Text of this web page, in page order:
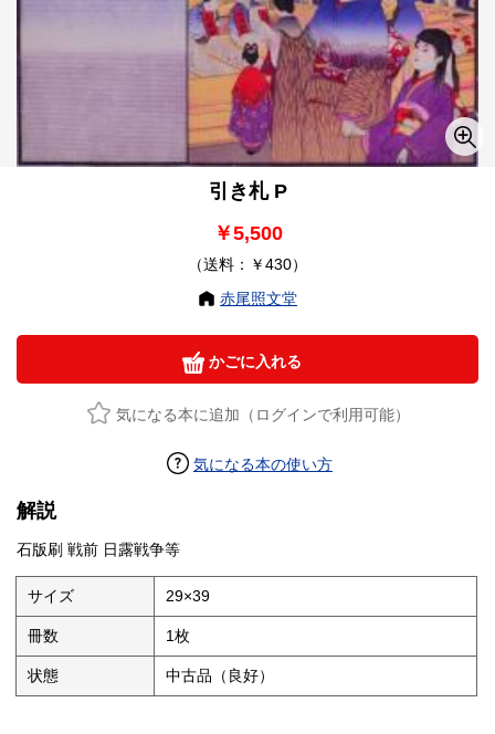
引き札 P
￥5,500
（送料：￥430）
赤尾照文堂
かごに入れる
気になる本に追加（ログインで利用可能）
気になる本の使い方
解説
石版刷 戦前 日露戦争等
サイズ 29×39
冊数 1枚
状態 中古品（良好）